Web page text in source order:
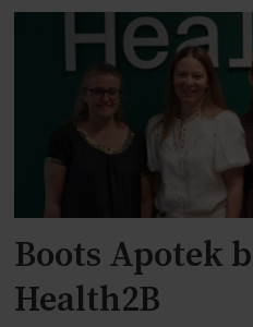
Boots Apotek
Health2B